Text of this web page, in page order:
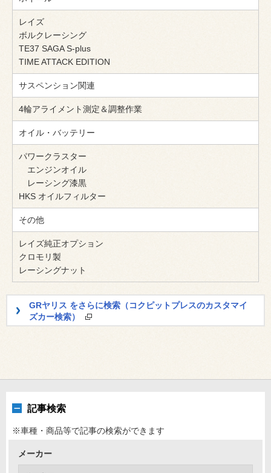
レイズ
ボルクレーシング
TE37 SAGA S-plus
TIME ATTACK EDITION
サスペンション関連
4輪アライメント測定＆調整作業
オイル・バッテリー
パワークラスター
エンジンオイル
レーシング漆黒
HKS オイルフィルター
その他
レイズ純正オプション
クロモリ製
レーシングナット
GRヤリス をさらに検索（コクピットプレスのカスタマイ
ズカー検索）
記事検索
※車種・商品等で記事の検索ができます
メーカー